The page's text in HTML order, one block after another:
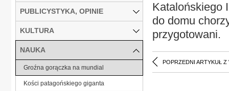
Katalońskiego
do domu
przygotowani.
POPRZEDNI ARTYKUŁ Z
PUBLICYSTYKA, OPINIE
KULTURA
NAUKA
Groźna gorączka na mundial
Kości patagońskiego giganta